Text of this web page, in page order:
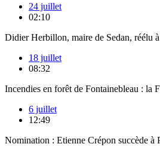
24 juillet
02:10
Didier Herbillon, maire de Sedan, réélu
18 juillet
08:32
Incendies en forêt de Fontainebleau : la
6 juillet
12:49
Nomination : Etienne Crépon succède à